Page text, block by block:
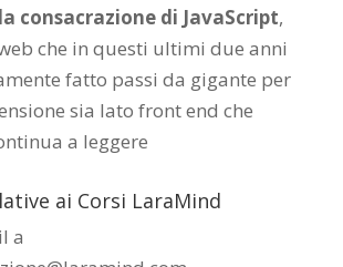
la consacrazione di JavaScript,
che in questi ultimi due anni
fatto passi da gigante per
sia lato front end che
a leggere
ai Corsi LaraMind
a